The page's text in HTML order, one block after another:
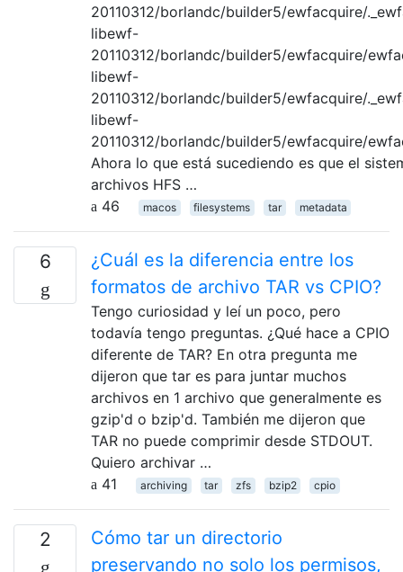
20110312/borlandc/builder5/ewfacquire/
libewf-
20110312/borlandc/builder5/ewfacquire/
libewf-
20110312/borlandc/builder5/ewfacquire/
libewf-
20110312/borlandc/builder5/ewfacquire/
Ahora lo que está sucediendo es que el
archivos HFS …
46
macos filesystems tar metadata
6
¿Cuál es la diferencia entre los
formatos de archivo TAR vs CPIO?
Tengo curiosidad y leí un poco, pero
todavía tengo preguntas. ¿Qué hace a CPIO
diferente de TAR? En otra pregunta me
dijeron que tar es para juntar muchos
archivos en 1 archivo que generalmente es
gzip'd o bzip'd. También me dijeron que
TAR no puede comprimir desde STDOUT.
Quiero archivar …
41
archiving tar zfs bzip2 cpio
2
Cómo tar un directorio
preservando no solo los permisos,